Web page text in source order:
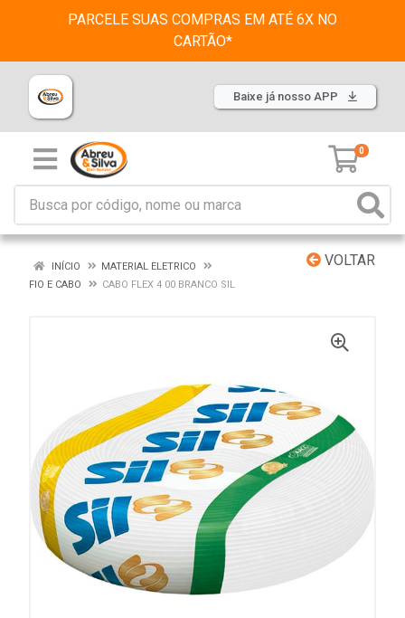
PARCELE SUAS COMPRAS EM ATÉ 6X NO
CARTÃO*
Baixe já nosso APP
0
VOLTAR
INÍCIO
MATERIAL ELETRICO
FIO E CABO
CABO FLEX 4 00 BRANCO SIL